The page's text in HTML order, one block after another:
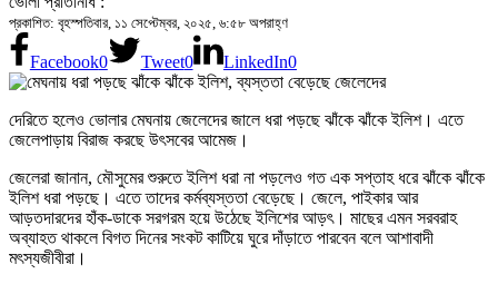
প্রকাশিত: বৃহস্পতিবার, ১১ সেপ্টেম্বর, ২০২৫, ৬:৫৮ অপরাহ্ণ
Facebook0 Tweet0 LinkedIn0
দেরিতে হলেও ভোলার মেঘনায় জেলেদের জালে ধরা পড়ছে ঝাঁকে ঝাঁকে ইলিশ। এতে
জেলেপাড়ায় বিরাজ করছে উৎসবের আমেজ।
জেলেরা জানান, মৌসুমের শুরুতে ইলিশ ধরা না পড়লেও গত এক সপ্তাহ ধরে ঝাঁকে ঝাঁকে
ইলিশ ধরা পড়ছে। এতে তাদের কর্মব্যস্ততা বেড়েছে। জেলে, পাইকার আর
আড়তদারদের হাঁক-ডাকে সরগরম হয়ে উঠেছে ইলিশের আড়ৎ। মাছের এমন সরবরাহ
অব্যাহত থাকলে বিগত দিনের সংকট কাটিয়ে ঘুরে দাঁড়াতে পারবেন বলে আশাবাদী
মৎস্যজীবীরা।